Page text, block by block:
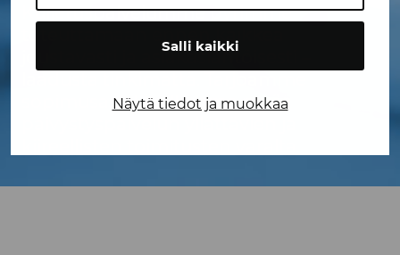
Salli kaikki
Näytä tiedot ja muokkaa
Kuljetuspalvelumme pyrimme
toteuttamaan ennen kaikkea
joustavasti ja asiakaslähtöisesti –
sopimusasiakkaillemme myös